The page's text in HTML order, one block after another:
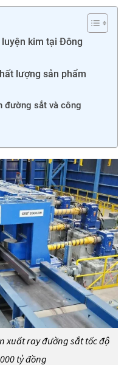
kim tại Đông
lượng sản phẩm
đường sắt và công
xuất ray đường sắt tốc độ
tỷ đồng